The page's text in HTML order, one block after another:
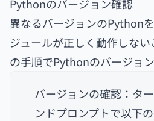
Pythonのバージョン確認
異なるバージョンのPython
ジュールが正しく動作しな
の手順でPythonのバージョ
バージョンの確認：タ
ンドプロンプトで以下